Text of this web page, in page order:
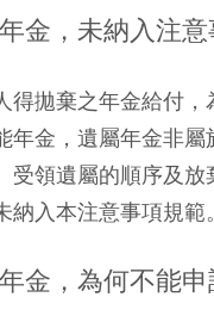
金，未納入注意
得拋棄之年金給付，
年金，遺屬年金非屬
受領遺屬的順序及放
入本注意事項規範。
金，為何不能申